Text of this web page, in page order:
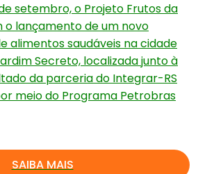
setembro, o Projeto Frutos da
o lançamento de um novo
alimentos saudáveis na cidade
Secreto, localizada junto à
da parceria do Integrar-RS
meio do Programa Petrobras
SAIBA MAIS